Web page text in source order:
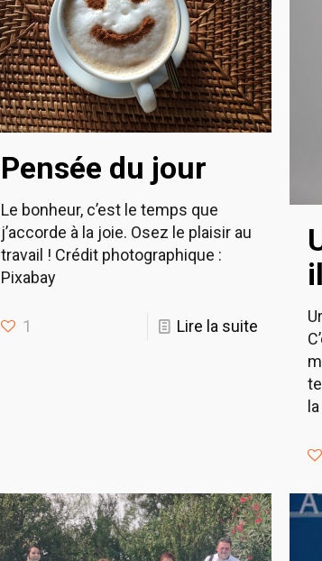
Pensée du jour
Le bonheur, c’est le temps que
j’accorde à la joie. Osez le plaisir au
travail ! Crédit photographique :
Pixabay
1 Lire la suite